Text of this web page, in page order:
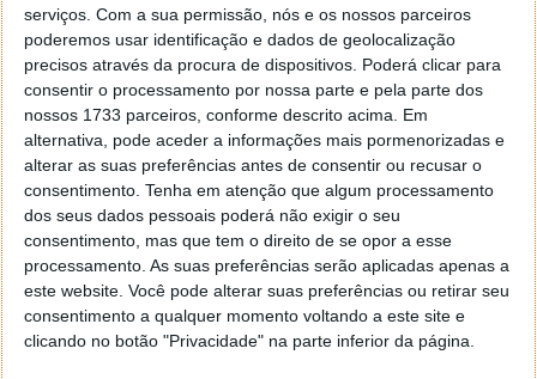
serviços. Com a sua permissão, nós e os nossos parceiros
poderemos usar identificação e dados de geolocalização
precisos através da procura de dispositivos. Poderá clicar para
consentir o processamento por nossa parte e pela parte dos
nossos 1733 parceiros, conforme descrito acima. Em
alternativa, pode aceder a informações mais pormenorizadas e
alterar as suas preferências antes de consentir ou recusar o
consentimento. Tenha em atenção que algum processamento
dos seus dados pessoais poderá não exigir o seu
consentimento, mas que tem o direito de se opor a esse
processamento. As suas preferências serão aplicadas apenas a
este website. Você pode alterar suas preferências ou retirar seu
consentimento a qualquer momento voltando a este site e
clicando no botão "Privacidade" na parte inferior da página.
Responder
Vítor M.
7 de Novembro de 2005 às 11:21
@Rui
Tens de encontrar o que te falei. Faz da seguinte maneira,
janela iniciar e no topo dessa janela com o botão direito do
rato faz propriedades. Depois no separador Menu ‘Iniciar’
clica no botão ‘Personalizar’ aí encontrarás no separador
geral a opção para escolheres o Browser com que queres
navegar e o gestor de e-mail. Caso não consigas chegar lá,
vais ao teu Firefox e nas ferramentas ou tools escolhes
‘Opções’ ou ‘Options’ icon geral da então janela aberta e
logo perto do fim encontras um local para colocares um
visto que vai obrigar o Firefox a verificar se este é o browser